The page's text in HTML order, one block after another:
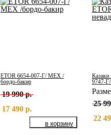
ETOR 6654-007-Г/ МЕХ /
бордо-бакир
19 990 р.
17 490 р.
Казаки
9747-Г/
25
22